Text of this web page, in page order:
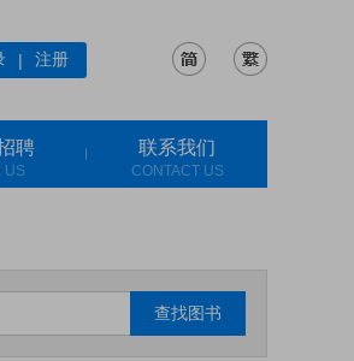
| 注册
聘
US
联系我们
CONTACT US
查找图书